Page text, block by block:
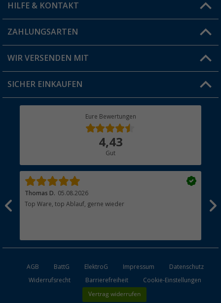
Vorteilskarte
Blog
Jobs & Karriere
HILFE & KONTAKT
FAQ & Kontakt
Versandinformationen
Rücksendung
ZAHLUNGSARTEN
WIR VERSENDEN MIT
SICHER EINKAUFEN
Eure Bewertungen
4,43
Gut
Thomas D. 05.08.2026
Top Ware, top Ablauf, gerne wieder
AGB BattG ElektroG Impressum
Datenschutz
Widerrufsrecht
Barrierefreiheit Cookie-Einstellungen
Vertrag widerrufen